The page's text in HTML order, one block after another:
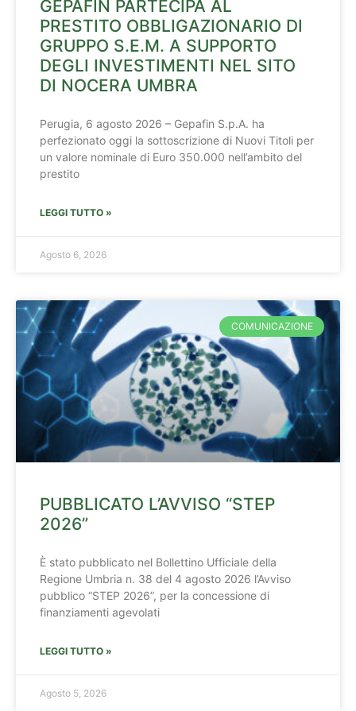
GEPAFIN PARTECIPA AL
PRESTITO OBBLIGAZIONARIO DI
GRUPPO S.E.M. A SUPPORTO
DEGLI INVESTIMENTI NEL SITO
DI NOCERA UMBRA
Perugia, 6 agosto 2026 – Gepafin S.p.A. ha
perfezionato oggi la sottoscrizione di Nuovi Titoli per
un valore nominale di Euro 350.000 nell’ambito del
prestito
LEGGI TUTTO »
Agosto 6, 2026
COMUNICAZIONE
PUBBLICATO L’AVVISO “STEP
2026”
È stato pubblicato nel Bollettino Ufficiale della
Regione Umbria n. 38 del 4 agosto 2026 l’Avviso
pubblico “STEP 2026”, per la concessione di
finanziamenti agevolati
LEGGI TUTTO »
Agosto 5, 2026